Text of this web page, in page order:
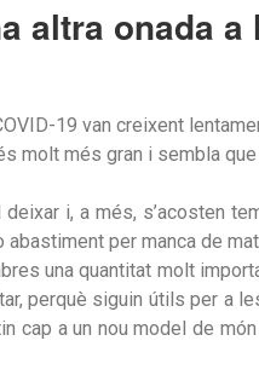
altra onada
19 van creixent
molt més gran i sembla
i, a més, s’acosten
per manca de
una quantitat molt
perquè siguin útils per a
cap a un nou model de